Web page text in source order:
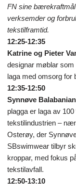
FN sine bærekraftmål
verksemder og
tekstilframtid.
12:25-12:35
Katrine og Pieter
designar møblar
laga med omsorg for
12:35-12:50
Synnøve
plagga er laga av
tekstilindustrien –
Osterøy, der
SBswimwear tilbyr
kroppar, med fokus
tekstilavfall.
12:50-13:10